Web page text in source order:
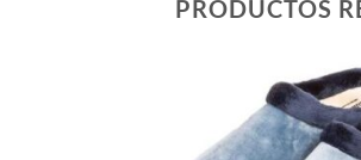
PRODUCTOS